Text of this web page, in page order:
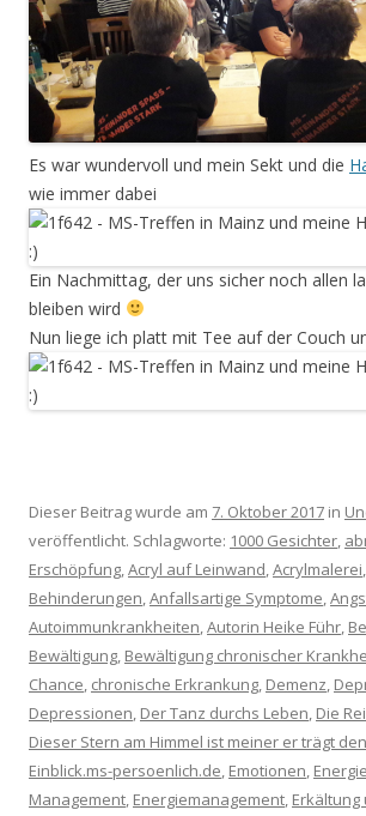
Es war wundervoll und mein Sekt und die
wie immer dabei
Ein Nachmittag, der uns sicher noch allen
bleiben wird
Nun liege ich platt mit Tee auf der Couch
Dieser Beitrag wurde am 7. Oktober 2017 in
veröffentlicht. Schlagworte: 1000 Gesichter,
Erschöpfung,Acryl auf Leinwand,Acrylmalerei,
Behinderungen,Anfallsartige Symptome,
Autoimmunkrankheiten,Autorin Heike Führ,
Bewältigung, Bewältigung chronischer
Chance, chronische Erkrankung, Demenz,
Depressionen, Der Tanz durchs Leben, Die
Dieser Stern am Himmel ist meiner er trägt
Einblick.ms-persoenlich.de, Emotionen, Energie
Management, Energiemanagement, Erkältung